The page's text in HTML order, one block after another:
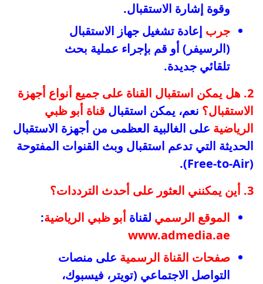
وقوة إشارة الاستقبال.
جرب إعادة تشغيل جهاز الاستقبال
(الرسيفر) أو قم بإجراء عملية بحث
تلقائي جديدة.
2. هل يمكن استقبال القناة على جميع أنواع أجهزة
الاستقبال؟ نعم، يمكن استقبال قناة أبو ظبي
الرياضية على الغالبية العظمى من أجهزة الاستقبال
الحديثة التي تدعم استقبال وبث القنوات المفتوحة
(Free-to-Air).
3. أين يمكنني العثور على أحدث الترددات؟
الموقع الرسمي لقناة أبو ظبي الرياضية:
www.admedia.ae
صفحات القناة الرسمية على منصات
التواصل الاجتماعي (تويتر، فيسبوك،